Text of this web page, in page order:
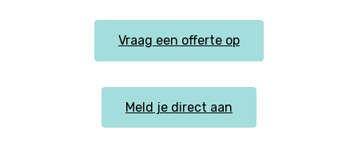
Vraag een offerte op
Meld je direct aan